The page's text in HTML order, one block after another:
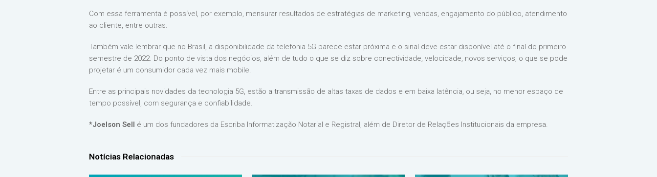
Com essa ferramenta é possível, por exemplo, mensurar resultados de estratégias de marketing, vendas, engajamento do público, atendimento
ao cliente, entre outras.
Também vale lembrar que no Brasil, a disponibilidade da telefonia 5G parece estar próxima e o sinal deve estar disponível até o final do primeiro
semestre de 2022. Do ponto de vista dos negócios, além de tudo o que se diz sobre conectividade, velocidade, novos serviços, o que se pode
projetar é um consumidor cada vez mais mobile.
Entre as principais novidades da tecnologia 5G, estão a transmissão de altas taxas de dados e em baixa latência, ou seja, no menor espaço de
tempo possível, com segurança e confiabilidade.
*Joelson Sell é um dos fundadores da Escriba Informatização Notarial e Registral, além de Diretor de Relações Institucionais da empresa.
Notícias Relacionadas